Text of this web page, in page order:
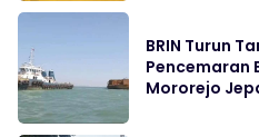
BRIN Turun
Pencemaran
Mororejo